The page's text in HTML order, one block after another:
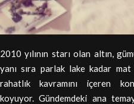
2010 yılının starı olan altın,
yanı sıra parlak lake kadar mat
rahatlık kavramını içeren
koyuyor. Gündemdeki ana